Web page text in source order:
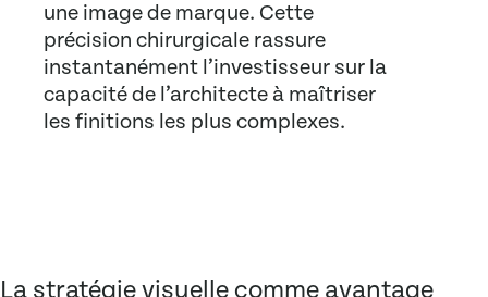
une image de marque. Cette
précision chirurgicale rassure
instantanément l’investisseur sur la
capacité de l’architecte à maîtriser
les finitions les plus complexes.
La stratégie visuelle comme avantage